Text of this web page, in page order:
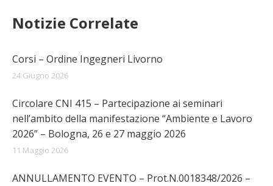
Notizie Correlate
Corsi – Ordine Ingegneri Livorno
24 Giugno 2026
Circolare CNI 415 – Partecipazione ai seminari
nell’ambito della manifestazione “Ambiente e Lavoro
2026” – Bologna, 26 e 27 maggio 2026
11 Maggio 2026
ANNULLAMENTO EVENTO – Prot.N.0018348/2026 –